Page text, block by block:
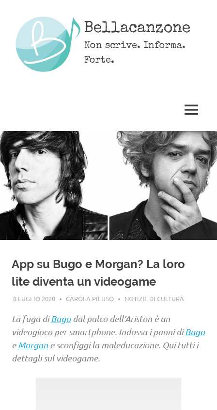
content
Bellacanzone
Non scrive. Informa.
Forte.
MENU
App su Bugo e Morgan? La loro
lite diventa un videogame
8 LUGLIO 2020 CAROLA PILUSO NOTIZIE DI CULTURA
La fuga diBugodal palco dell'Ariston è un
videogioco per smartphone. Indossa i panni diBugo
eMorgan e sconfiggi la maleducazione. Qui tutti i
dettagli sul videogame.